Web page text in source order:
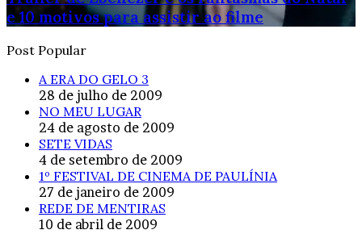
e 10 motivos para assistir ao filme
Post Popular
A ERA DO GELO 3
28 de julho de 2009
NO MEU LUGAR
24 de agosto de 2009
SETE VIDAS
4 de setembro de 2009
1º FESTIVAL DE CINEMA DE PAULÍNIA
27 de janeiro de 2009
REDE DE MENTIRAS
10 de abril de 2009